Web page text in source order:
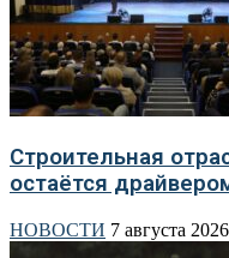
Строительная
остаётся
НОВОСТИ 7 августа 2026